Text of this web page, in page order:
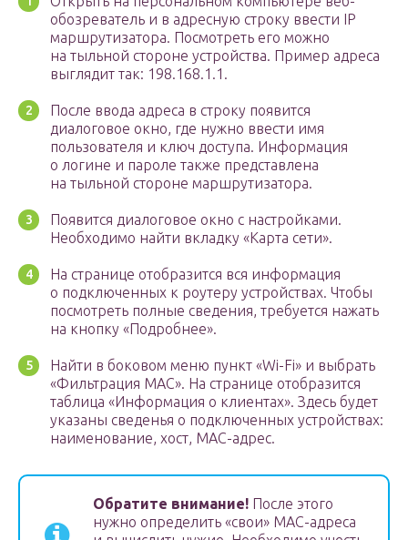
обозреватель и в адресную строку ввести IP
маршрутизатора. Посмотреть его можно
на тыльной стороне устройства. Пример адреса
выглядит так: 198.168.1.1.
После ввода адреса в строку появится
диалоговое окно, где нужно ввести имя
пользователя и ключ доступа. Информация
о логине и пароле также представлена
на тыльной стороне маршрутизатора.
Появится диалоговое окно с настройками.
Необходимо найти вкладку «Карта сети».
На странице отобразится вся информация
о подключенных к роутеру устройствах. Чтобы
посмотреть полные сведения, требуется нажать
на кнопку «Подробнее».
Найти в боковом меню пункт «Wi-Fi» и выбрать
«Фильтрация MAC». На странице отобразится
таблица «Информация о клиентах». Здесь будет
указаны сведенья о подключенных устройствах:
наименование, хост, MAC-адрес.
Обратите внимание! После этого
нужно определить «свои» MAC-адреса